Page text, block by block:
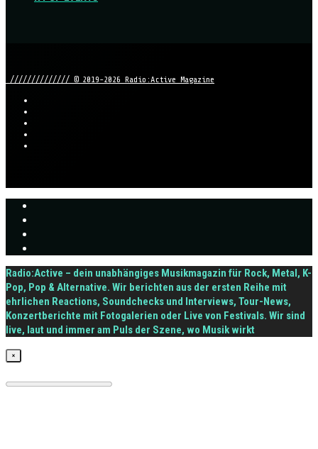
////////////// © 2019-2026 Radio:Active Magazine
Radio:Active – dein unabhängiges Musikmagazin für Rock, Metal, K-
Pop, Pop & Alternative. Wir berichten aus der ersten Reihe mit
ehrlichen Reactions, Soundchecks und Interviews, Tour-News,
Konzertberichte mit Fotogalerien oder Live von Festivals. Wir sind
live, laut und immer am Puls der Szene, wo Musik wirkt
×